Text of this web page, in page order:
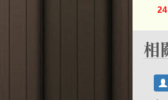
24